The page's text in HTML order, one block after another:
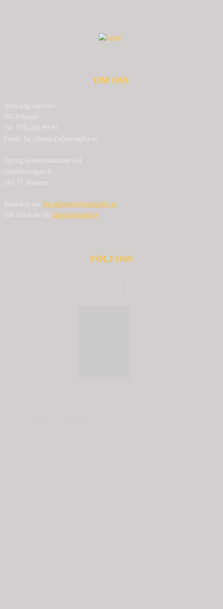
OM OSS
Ansvarig utgivare:
BG Nilensjö
Tel: 070-226 99 95
Epost: bg.nilensjo[at]springlfa.se
Spring Kommunikation AB
Görslövsvägen 8
263 71 Jonstorp
Kontakta oss: bg.nilensjo[at]springlfa.se
Här hittar du vår Integritetspolicy
FÖLJ OSS